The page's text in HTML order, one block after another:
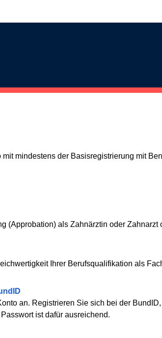
mindestens der Basisregistrierung mit
(Approbation) als Zahnärztin oder Zahnarzt
Ihrer Berufsqualifikation als
an. Registrieren Sie sich bei der
ist dafür ausreichend.